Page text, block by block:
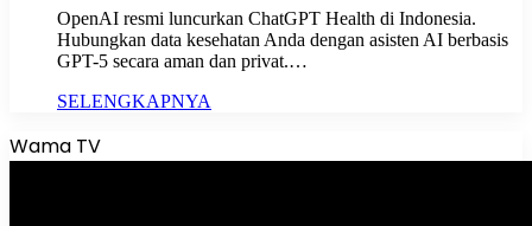
OpenAI resmi luncurkan ChatGPT Health di Indonesia.
Hubungkan data kesehatan Anda dengan asisten AI berbasis
GPT-5 secara aman dan privat.…
SELENGKAPNYA
Wama TV